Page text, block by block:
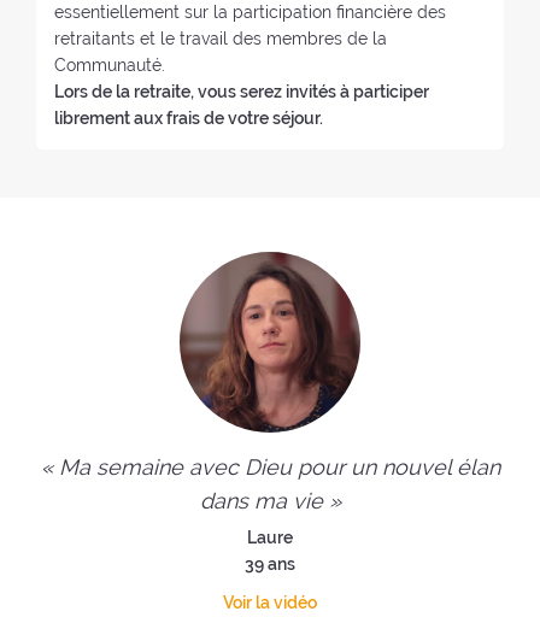
essentiellement sur la participation financière des
retraitants et le travail des membres de la
Communauté.
Lors de la retraite, vous serez invités à participer
librement aux frais de votre séjour.
« Ma semaine avec Dieu pour un nouvel élan
dans ma vie »
Laure
39 ans
Voir la vidéo